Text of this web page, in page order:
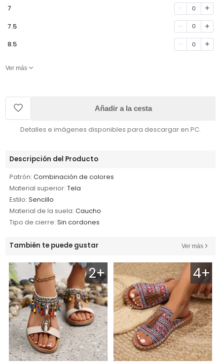
7 0
7.5 0
8.5 0
Ver más
Añadir a la cesta
Detalles e imágenes disponibles para descargar en PC.
Descripción del Producto
Patrón: Combinación de colores
Material superior: Tela
Estilo: Sencillo
Material de la suela: Caucho
Tipo de cierre: Sin cordones
También te puede gustar Ver más
2+ 4+